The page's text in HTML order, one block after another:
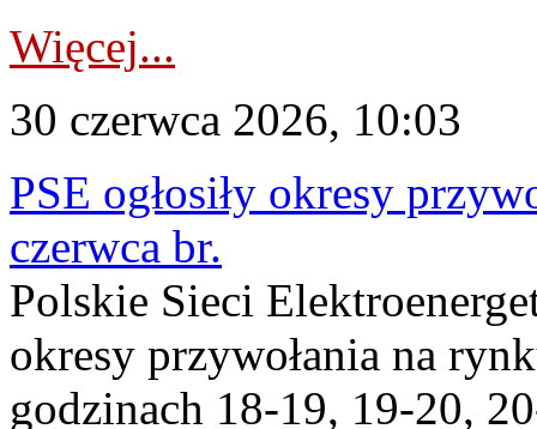
Więcej...
30 czerwca 2026, 10:03
PSE ogłosiły okresy
czerwca br.
Polskie Sieci
okresy przywołania na
godzinach 18-19, 19-20,